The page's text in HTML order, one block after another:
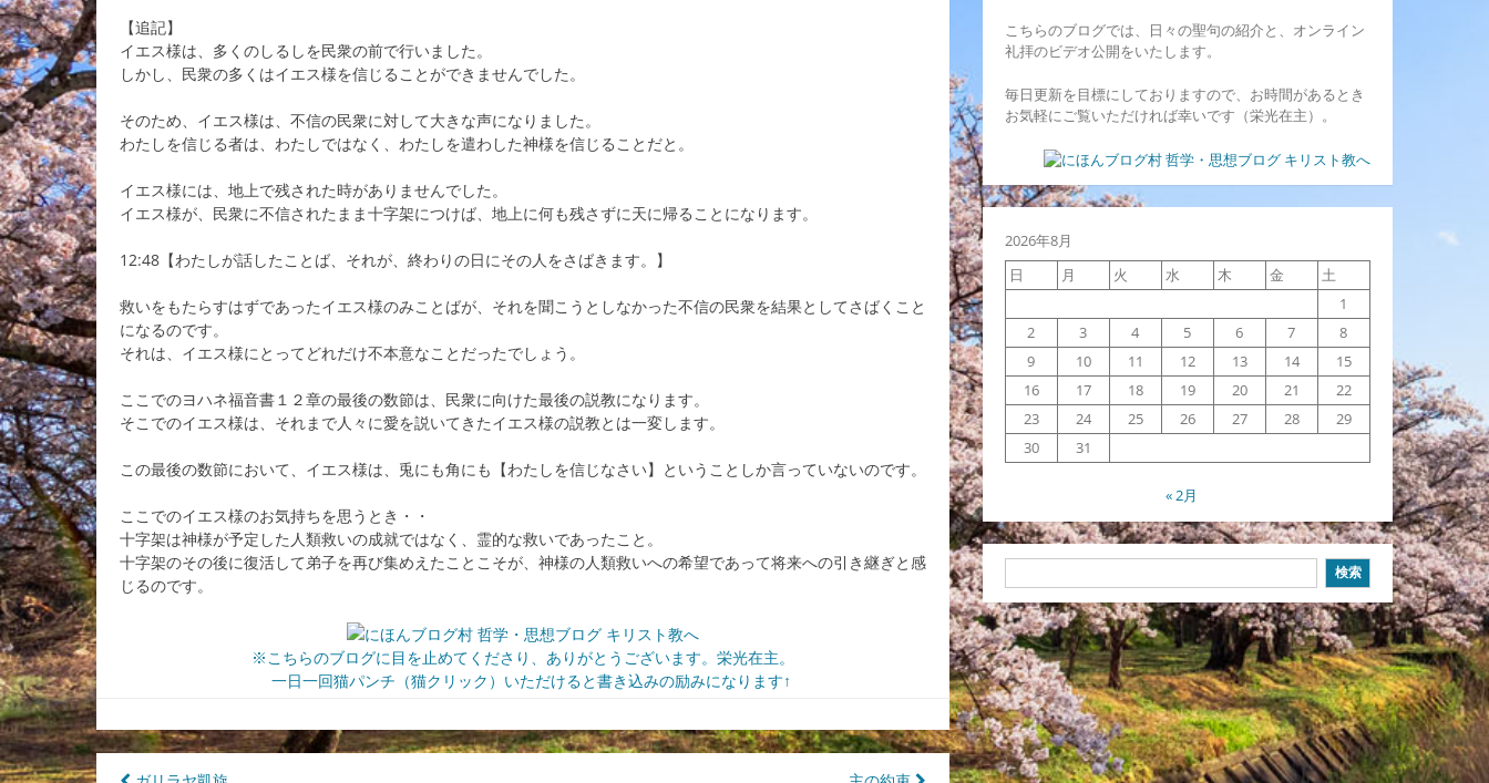
【追記】
イエス様は、多くのしるしを民衆の前で行いました。
しかし、民衆の多くはイエス様を信じることができませんでした。
そのため、イエス様は、不信の民衆に対して大きな声になりました。
わたしを信じる者は、わたしではなく、わたしを遣わした神様を信じることだと。
イエス様には、地上で残された時がありませんでした。
イエス様が、民衆に不信されたまま十字架につけば、地上に何も残さずに天に帰ることになります。
12:48【わたしが話したことば、それが、終わりの日にその人をさばきます。】
救いをもたらすはずであったイエス様のみことばが、それを聞こうとしなかった不信の民衆を結果としてさばくこと
になるのです。
それは、イエス様にとってどれだけ不本意なことだったでしょう。
ここでのヨハネ福音書１２章の最後の数節は、民衆に向けた最後の説教になります。
そこでのイエス様は、それまで人々に愛を説いてきたイエス様の説教とは一変します。
この最後の数節において、イエス様は、兎にも角にも【わたしを信じなさい】ということしか言っていないのです。
ここでのイエス様のお気持ちを思うとき・・
十字架は神様が予定した人類救いの成就ではなく、霊的な救いであったこと。
十字架のその後に復活して弟子を再び集めえたことこそが、神様の人類救いへの希望であって将来への引き継ぎと感
じるのです。
※こちらのブログに目を止めてくださり、ありがとうございます。栄光在主。
一日一回猫パンチ（猫クリック）いただけると書き込みの励みになります↑
こちらのブログでは、日々の聖句の紹介と、オンライン
礼拝のビデオ公開をいたします。
毎日更新を目標にしておりますので、お時間があるとき
お気軽にご覧いただければ幸いです（栄光在主）。
2026年8月
日
月 火 水 木 金
土
1
2
3 4 5 6 7
8
9
10 11 12 13 14
15
16
17 18 19 20 21
22
23
24 25 26 27 28
29
30
31
« 2月
索
検索